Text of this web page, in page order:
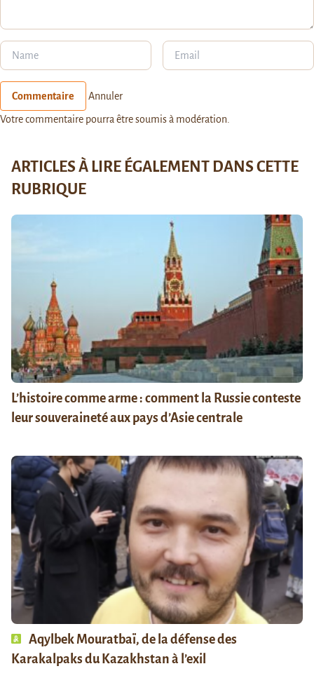
Commentaire Annuler
Votre commentaire pourra être soumis à modération.
ARTICLES À LIRE ÉGALEMENT DANS CETTE
RUBRIQUE
L’histoire comme arme : comment la Russie conteste
leur souveraineté aux pays d’Asie centrale
Aqylbek Mouratbaï, de la défense des
Karakalpaks du Kazakhstan à l’exil